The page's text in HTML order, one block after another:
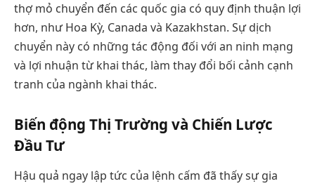
thợ mỏ chuyển đến các quốc gia có quy định thuận lợi
hơn, như Hoa Kỳ, Canada và Kazakhstan. Sự dịch
chuyển này có những tác động đối với an ninh mạng
và lợi nhuận từ khai thác, làm thay đổi bối cảnh cạnh
tranh của ngành khai thác.
Biến động Thị Trường và Chiến Lược
Đầu Tư
Hậu quả ngay lập tức của lệnh cấm đã thấy sự gia